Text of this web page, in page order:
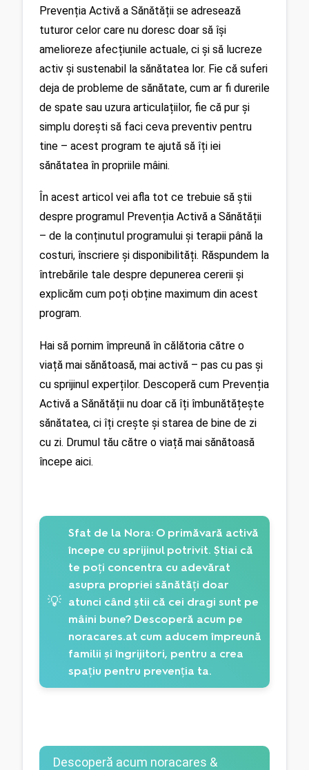
Prevenția Activă a Sănătății se adresează
tuturor celor care nu doresc doar să își
amelioreze afecțiunile actuale, ci și să lucreze
activ și sustenabil la sănătatea lor. Fie că suferi
deja de probleme de sănătate, cum ar fi durerile
de spate sau uzura articulațiilor, fie că pur și
simplu dorești să faci ceva preventiv pentru
tine – acest program te ajută să îți iei
sănătatea în propriile mâini.
În acest articol vei afla tot ce trebuie să știi
despre programul Prevenția Activă a Sănătății
– de la conținutul programului și terapii până la
costuri, înscriere și disponibilități. Răspundem la
întrebările tale despre depunerea cererii și
explicăm cum poți obține maximum din acest
program.
Hai să pornim împreună în călătoria către o
viață mai sănătoasă, mai activă – pas cu pas și
cu sprijinul experților. Descoperă cum Prevenția
Activă a Sănătății nu doar că îți îmbunătățește
sănătatea, ci îți crește și starea de bine de zi
cu zi. Drumul tău către o viață mai sănătoasă
începe aici.
💡
Sfat de la Nora: O primăvară activă
începe cu sprijinul potrivit. Știai că
te poți concentra cu adevărat
asupra propriei sănătăți doar
atunci când știi că cei dragi sunt pe
mâini bune? Descoperă acum pe
noracares.at cum aducem împreună
familii și îngrijitori, pentru a crea
spațiu pentru prevenția ta.
Descoperă acum noracares &